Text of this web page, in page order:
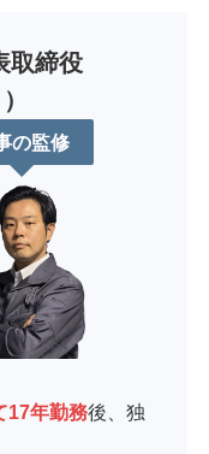
取締役
の監修
17年勤務後、独